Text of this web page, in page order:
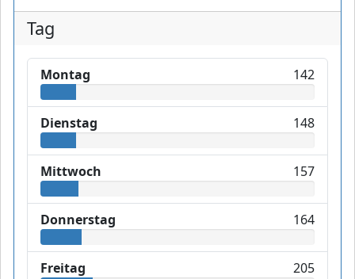
Tag
Montag 142
Dienstag 148
Mittwoch 157
Donnerstag 164
Freitag 205